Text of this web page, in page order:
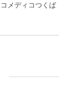
メディコつくば